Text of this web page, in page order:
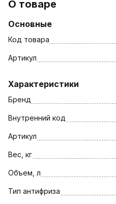
О товаре
Основные
Код товара
Артикул
Характеристики
Бренд
Внутренний код
Артикул
Вес, кг
Объем, л
Тип антифриза